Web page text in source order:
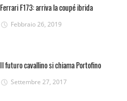
Ferrari F173: arriva la coupé ibrida
Febbraio 26, 2019
Il futuro cavallino si chiama Portofino
Settembre 27, 2017